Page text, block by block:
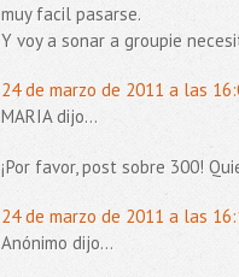
muy facil pasarse.
Y voy a sonar a groupie
24 de marzo de 2011 a las
MARIA dijo...
¡Por favor, post sobre 300!
24 de marzo de 2011 a las
Anónimo dijo...